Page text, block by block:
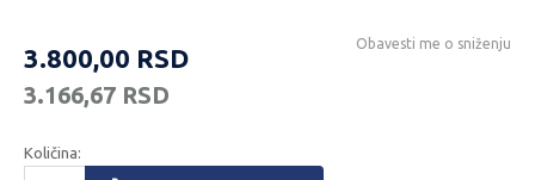
3.800,00 RSD
3.166,67 RSD
Obavesti me o sniženju
Količina: